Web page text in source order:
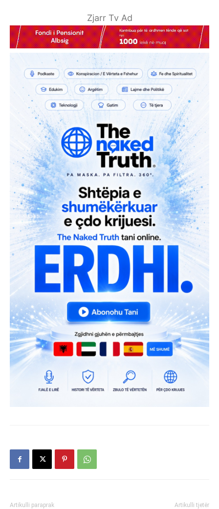
Zjarr Tv Ad
Artikulli paraprak Artikulli tjetër